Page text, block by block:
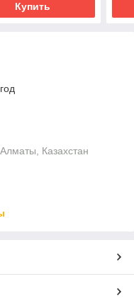
Купить
Казахстан